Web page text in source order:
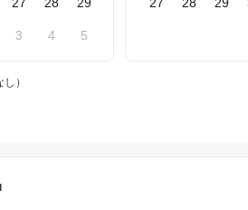
27 28 29
3 4 5
27 28 29
）